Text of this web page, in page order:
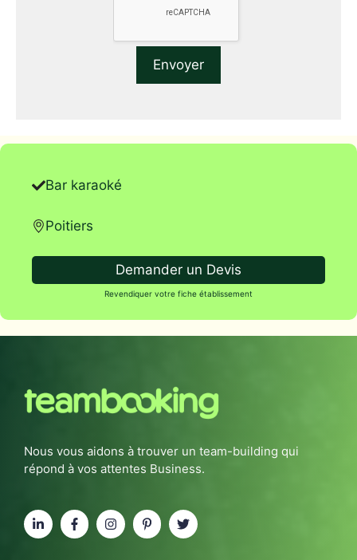
Bar karaoké
Poitiers
Demander un Devis
Revendiquer votre fiche établissement
Nous vous aidons à trouver un team-building qui
répond à vos attentes Business.